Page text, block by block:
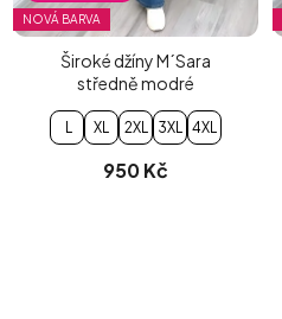
NOVÁ BARVA
Široké džíny M´Sara
středně modré
L XL 2XL 3XL 4XL
950 Kč